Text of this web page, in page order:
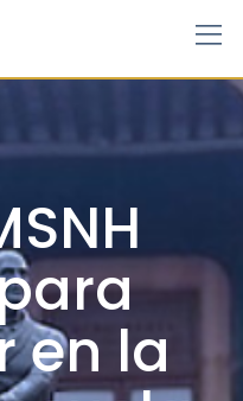
en la